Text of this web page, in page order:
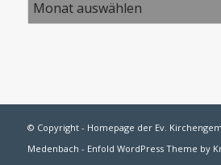
© Copyright - Homepage der Ev.
Medenbach - Enfold WordPress Theme by